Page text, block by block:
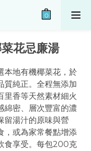
菜花忌廉湯
本地有機椰菜花，於
質純正。全程無添加
里香等天然素材細火
綿密、層次豐富的濃
留湯汁的原味與營
，或為家常餐點增添
食享受。每包200克